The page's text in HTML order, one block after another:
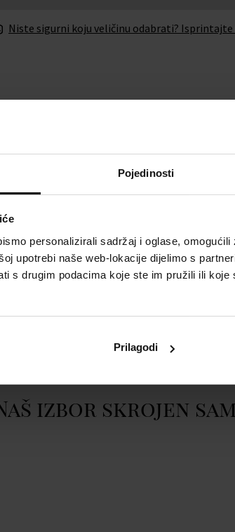
Pojedinosti
personalizirali sadržaj i oglase,
upotrebi naše web-lokacije dijelimo s
s drugim podacima koje ste im pružili ili
Prilagodi
Niste sigurni koju veličinu odabrati? Isprintajte
baterije u roku od 6
izbor skrojen